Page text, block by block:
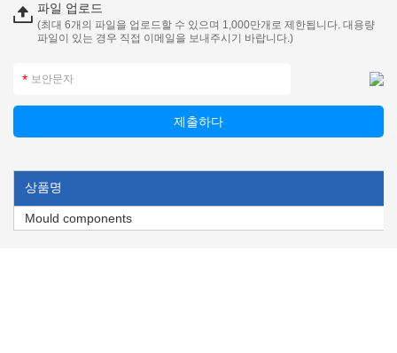
파일 업로드
(최대 6개의 파일을 업로드할 수 있으며 1,000만개로 제한됩니다. 대용량
파일이 있는 경우 직접 이메일을 보내주시기 바랍니다.)
상품명
Mould components